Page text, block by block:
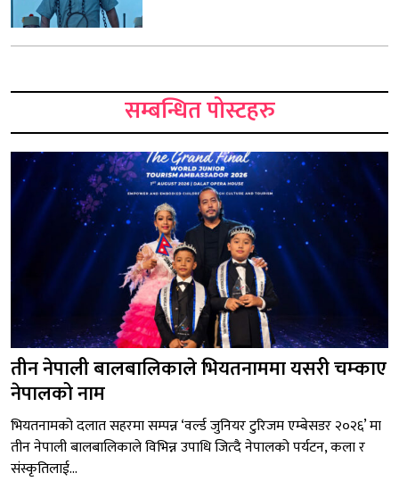
सम्बन्धित पोस्टहरु
तीन नेपाली बालबालिकाले भियतनाममा यसरी चम्काए
नेपालको नाम
भियतनामको दलात सहरमा सम्पन्न ‘वर्ल्ड जुनियर टुरिजम एम्बेसडर २०२६’ मा
तीन नेपाली बालबालिकाले विभिन्न उपाधि जित्दै नेपालको पर्यटन, कला र
संस्कृतिलाई...